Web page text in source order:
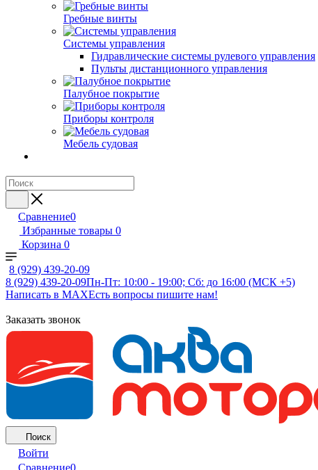
Гребные винты
Системы управления
Гидравлические системы рулевого управления
Пульты дистанционного управления
Палубное покрытие
Приборы контроля
Мебель судовая
Сравнение0
Избранные товары 0
Корзина 0
8 (929) 439-20-09
8 (929) 439-20-09Пн-Пт: 10:00 - 19:00; Сб: до 16:00 (МСК +5)
Написать в MAXЕсть вопросы пишите нам!
Заказать звонок
Поиск
Войти
Сравнение0